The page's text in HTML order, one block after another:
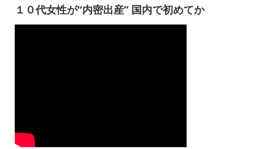
１０代女性が“内密出産” 国内で初めてか